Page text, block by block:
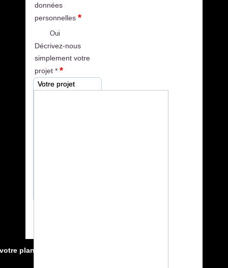
données
personnelles *
Oui
Décrivez-nous
simplement votre
projet * *
Votre projet
plan: